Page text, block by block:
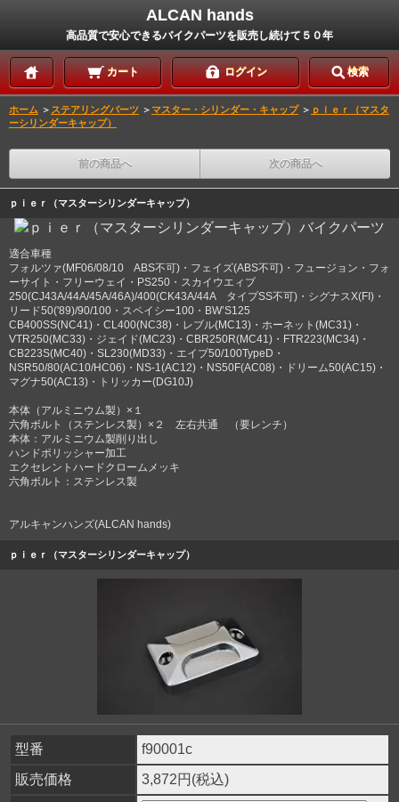
ALCAN hands
高品質で安心できるバイクパーツを販売し続けて５０年
カート ログイン 検索
ホーム ＞ ステアリングパーツ ＞マスター・シリンダー・キャップ ＞ ｐｉｅｒ（マスタ
ーシリンダーキャップ）
前の商品へ 次の商品へ
ｐｉｅｒ（マスターシリンダーキャップ）
適合車種
フォルツァ(MF06/08/10 ABS不可)・フェイズ(ABS不可)・フュージョン・フォ
ーサイト・フリーウェイ・PS250・スカイウエィブ
250(CJ43A/44A/45A/46A)/400(CK43A/44A タイプSS不可)・シグナスX(FI)・
リード50('89)/90/100・スペイシー100・BW’S125
CB400SS(NC41)・CL400(NC38)・レブル(MC13)・ホーネット(MC31)・
VTR250(MC33)・ジェイド(MC23)・CBR250R(MC41)・FTR223(MC34)・
CB223S(MC40)・SL230(MD33)・エイプ50/100TypeD・
NSR50/80(AC10/HC06)・NS-1(AC12)・NS50F(AC08)・ドリーム50(AC15)・
マグナ50(AC13)・トリッカー(DG10J)
本体（アルミニウム製）×１
六角ボルト（ステンレス製）×２ 左右共通 （要レンチ）
本体：アルミニウム製削り出し
ハンドポリッシャー加工
エクセレントハードクロームメッキ
六角ボルト：ステンレス製
アルキャンハンズ(ALCAN hands)
ｐｉｅｒ（マスターシリンダーキャップ）
型番
f90001c
販売価格
3,872円(税込)